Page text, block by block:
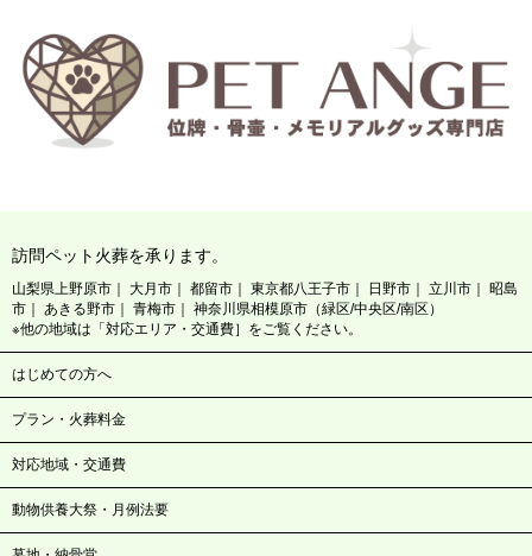
訪問ペット火葬を承ります。
山梨県上野原市 大月市 都留市 東京都八王子市 日野市 立川市
昭島
市
あきる野市 青梅市
神奈川県相模原市（緑区/中央区/南区）
※他の地域は「対応エリア・交通費］をご覧ください。
はじめての方へ
プラン・火葬料金
対応地域・交通費
動物供養大祭・月例法要